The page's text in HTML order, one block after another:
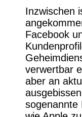
Inzwischen
Facebook
verwertbar
aber an
sogenannte